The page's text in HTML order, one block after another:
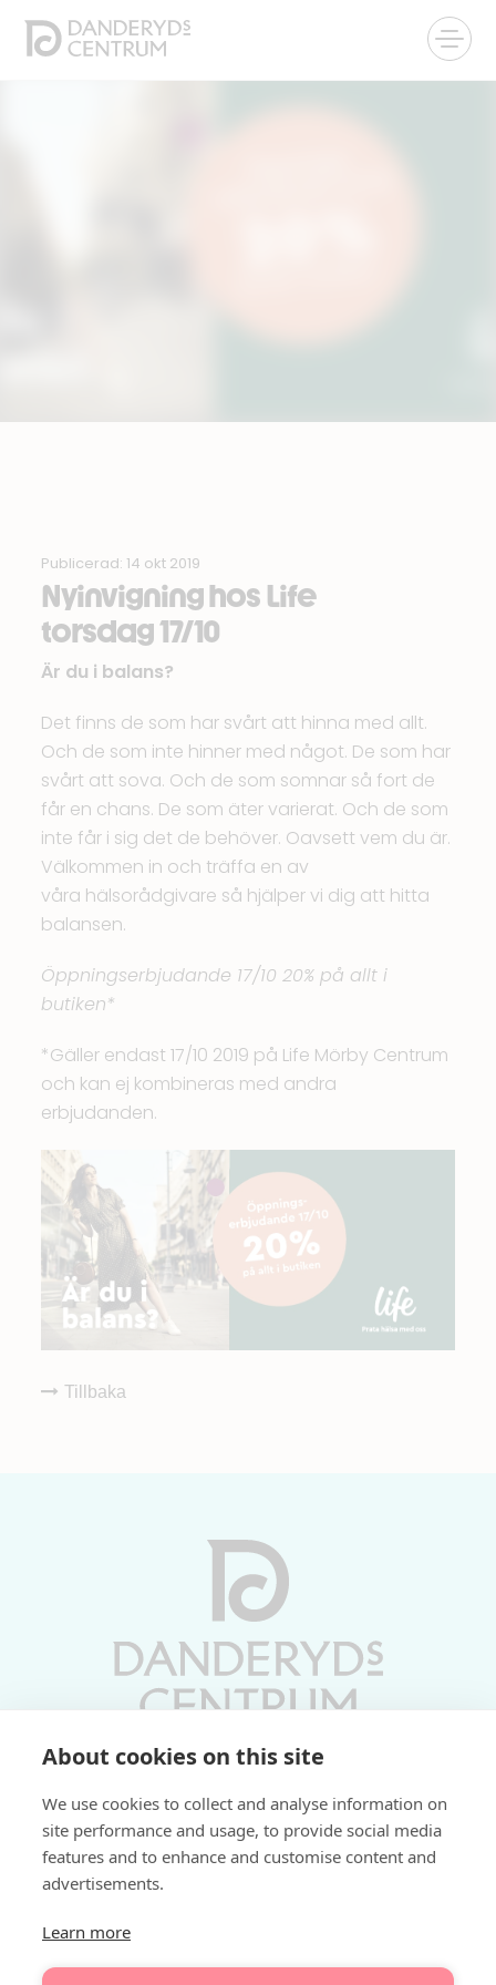
About cookies on this site
We use cookies to collect and analyse information on
site performance and usage, to provide social media
features and to enhance and customise content and
advertisements.
Learn more
Publicerad: 14 okt 2019
Nyinvigning hos Life
torsdag 17/10
Är du i balans?
Det finns de som har svårt att hinna med allt.
Och de som inte hinner med något. De som har
svårt att sova. Och de som somnar så fort de
får en chans. De som äter varierat. Och de som
inte får i sig det de behöver. Oavsett vem du är.
Välkommen in och träffa en av
våra hälsorådgivare så hjälper vi dig att hitta
balansen.
Öppningserbjudande 17/10 20% på allt i
butiken*
*Gäller endast 17/10 2019 på Life Mörby Centrum
och kan ej kombineras med andra
erbjudanden.
Tillbaka
Söndagar 11-17 | Livs 07-22
Fri parkering i P-hus: